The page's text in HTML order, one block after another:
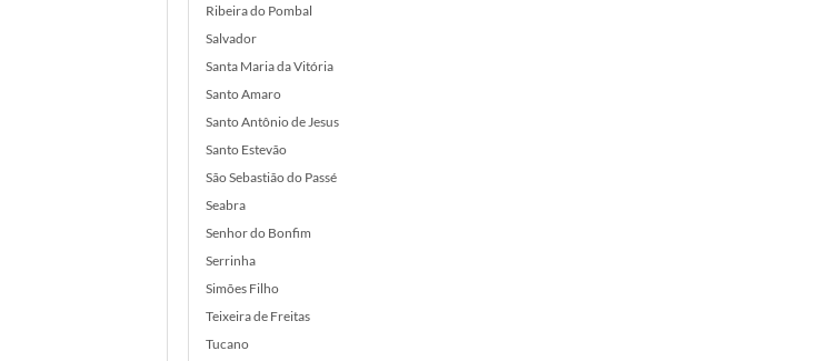
Ribeira do Pombal
Salvador
Santa Maria da Vitória
Santo Amaro
Santo Antônio de Jesus
Santo Estevão
São Sebastião do Passé
Seabra
Senhor do Bonfim
Serrinha
Simões Filho
Teixeira de Freitas
Tucano